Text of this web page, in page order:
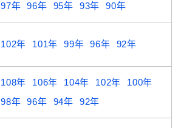
97年
96年 95年 93年 90年
102年 101年 99年 96年 92年
108年 106年 104年 102年
100年
98年
96年 94年 92年